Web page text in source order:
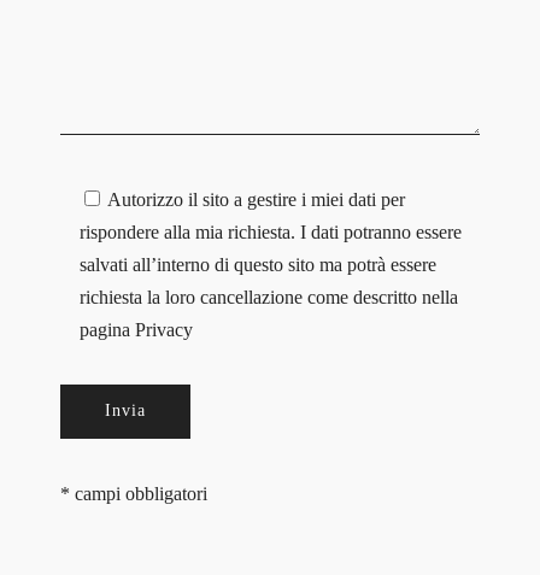
Autorizzo il sito a gestire i miei dati per
rispondere alla mia richiesta. I dati potranno essere
salvati all’interno di questo sito ma potrà essere
richiesta la loro cancellazione come descritto nella
pagina Privacy
* campi obbligatori